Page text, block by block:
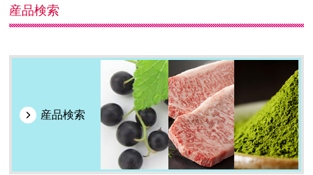
産品検索
産品検索